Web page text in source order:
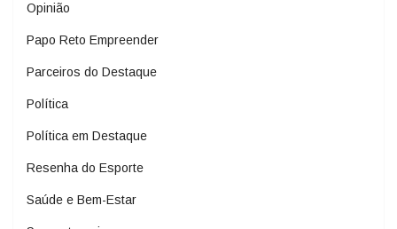
Opinião
Papo Reto Empreender
Parceiros do Destaque
Política
Política em Destaque
Resenha do Esporte
Saúde e Bem-Estar